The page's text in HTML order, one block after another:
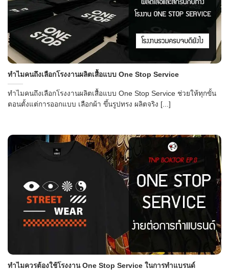
ทำไมคนถึงเลือกโรงงานผลิตเสื้อแบบ One Stop Service
ทำไมคนถึงเลือกโรงงานผลิตเสื้อแบบ One Stop Service ช่วยให้ทุกขั้น
ตอนตั้งแต่การออกแบบ เลือกผ้า ขึ้นรูปทรง ผลิตจริง [...]
ทำไมควรต้องใช้โรงงาน One Stop Service ในการทำแบรนด์